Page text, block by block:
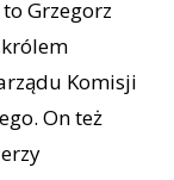
Grzegorz
Komisji
On też